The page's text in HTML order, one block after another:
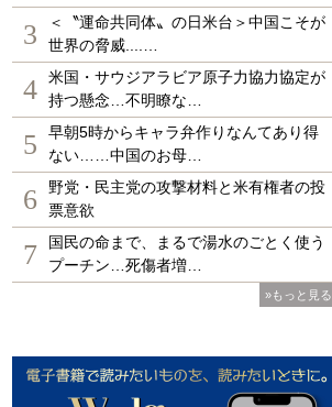
3
＜〝運命共同体〟の日米台＞中国こそが
世界の脅威....…
4
米国・サウジアラビア原子力協力協定が
持つ懸念…不明瞭な…
5
早朝5時からキャラ弁作りなんてあり得
ない……中国のお母…
6
野党・民主党の攻撃材料と米有権者の投
票意欲
7
国民の命まで、まるで湯水のごとく使う
プーチン…死傷者増…
»もっと見る